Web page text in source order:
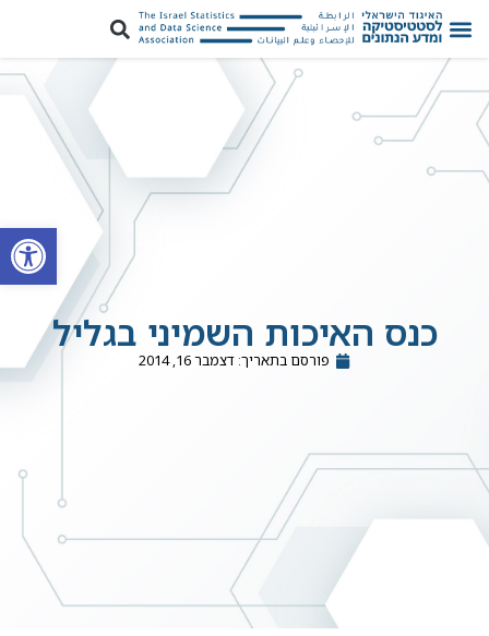
פתח
כנס האיכות השמיני בגליל
פורסם בתאריך: דצמבר 16, 2014